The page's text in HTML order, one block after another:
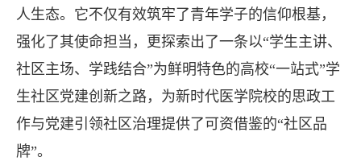
人生态。它不仅有效筑牢了青年学子的信仰根基，
强化了其使命担当，更探索出了一条以“学生主讲、
社区主场、学践结合”为鲜明特色的高校“一站式”学
生社区党建创新之路，为新时代医学院校的思政工
作与党建引领社区治理提供了可资借鉴的“社区品
牌”。